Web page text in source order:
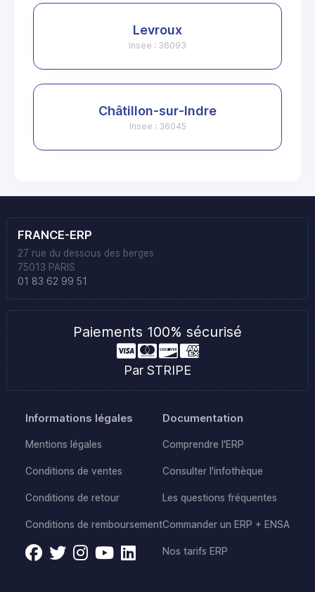
Levroux
Insee : 36093
Châtillon-sur-Indre
Insee : 36045
FRANCE-ERP
27 rue du dessous des berges
75013 PARIS
01 83 62 99 51
Paiements 100% sécurisé
Par STRIPE
Informations légales
Mentions légales
Conditions de ventes
Conditions de retour
Conditions de remboursement
Documentation
Comprendre l'ERP
Consulter l'infothèque
Les questions fréquentes
Commander un ERP + ENSA
Nos tarifs ERP